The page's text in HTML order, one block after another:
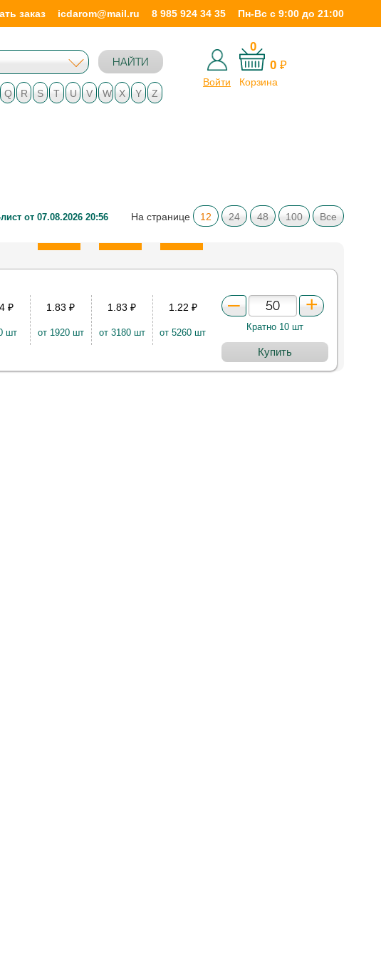
заказ icdarom@mail.ru 8 985 924 34 35 Пн-Вс с 9:00 до 21:00
НАЙТИ
Войти
0
0 ₽
Корзина
Q R S T U V W X Y Z
от 07.08.2026 20:56 На странице 12 24 48 100 Все
₽
шт
1.83₽
от 1920 шт
1.83₽
от 3180 шт
1.22 ₽
от 5260 шт
Кратно 10 шт
Купить